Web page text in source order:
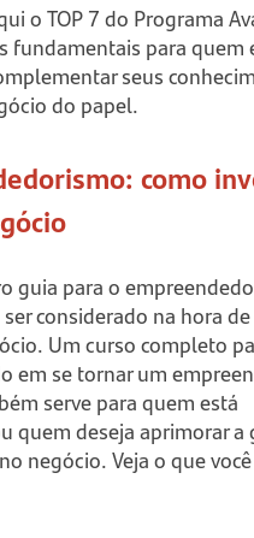
o TOP 7 do Programa
fundamentais para quem
seus
do papel.
como
guia para o
considerado na hora
Um curso completo
em se tornar um
serve para quem está
quem deseja aprimorar a
negócio. Veja o que